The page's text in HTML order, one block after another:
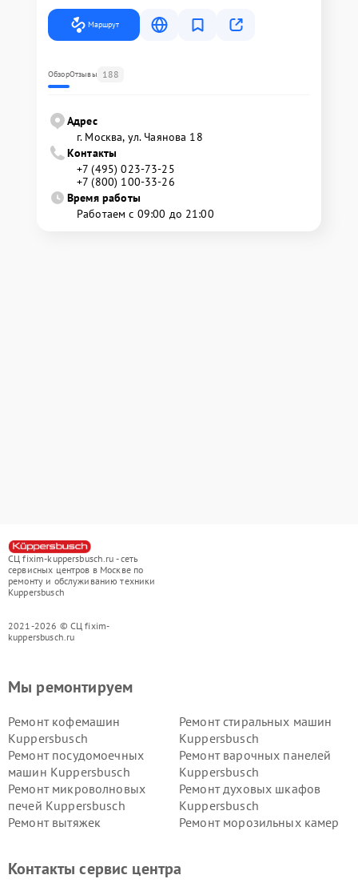
Маршрут
ОбзорОтзывы 188
Адрес
г. Москва, ул. Чаянова 18
Контакты
+7 (495) 023-73-25
+7 (800) 100-33-26
Время работы
Работаем с 09:00 до 21:00
СЦ fixim-kuppersbusch.ru - сеть
сервисных центров в Москве по
ремонту и обслуживанию техники
Kuppersbusch
2021-2026 © СЦ fixim-
kuppersbusch.ru
Мы ремонтируем
Ремонт кофемашин
Kuppersbusch
Ремонт стиральных машин
Kuppersbusch
Ремонт посудомоечных
машин Kuppersbusch
Ремонт варочных панелей
Kuppersbusch
Ремонт микроволновых
печей Kuppersbusch
Ремонт духовых шкафов
Kuppersbusch
Ремонт вытяжек
Ремонт морозильных камер
Kuppersbusch
вакуумных упаковщиков
Контакты сервис центра